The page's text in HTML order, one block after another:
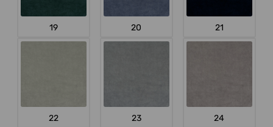
19 20 21
22 23 24